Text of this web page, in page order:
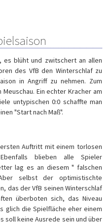
es blüht und zwitschert an allen
des VfB den Winterschlaf zu
in Angriff zu nehmen. Zum
Ein echter Kracher am
untypischen 0:0 schaffte man
"Start nach Maß".
Auftritt mit einem torlosen
blieben alle Spieler
lag es an diesem " falschen
selbst der optimistischte
das der VfB seinen Winterschlaf
überboten sich, das Niveau
glich die Spielfläche eher einem
soll keine Ausrede sein und über